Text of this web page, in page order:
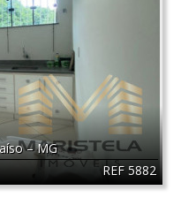
REF 5882
–MG